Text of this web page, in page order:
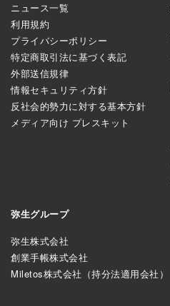
ニュース一覧
利用規約
プライバシーポリシー
特定商取引法に基づく表記
外部送信規律
情報セキュリティ方針
反社会的勢力に対する基本方針
メディア向け プレスキット
弥生グループ
弥生株式会社
創業手帳株式会社
Miletos株式会社（持分法適用会社）